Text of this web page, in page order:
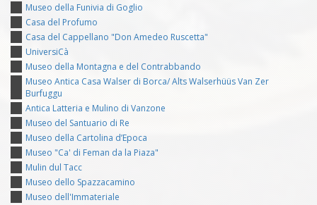
Museo della Funivia di Goglio
Casa del Profumo
Casa del Cappellano "Don Amedeo Ruscetta"
UniversiCà
Museo della Montagna e del Contrabbando
Museo Antica Casa Walser di Borca/ Alts Walserhüüs Van Zer
Burfuggu
Antica Latteria e Mulino di Vanzone
Museo del Santuario di Re
Museo della Cartolina d’Epoca
Museo "Ca' di Feman da la Piaza"
Mulin dul Tacc
Museo dello Spazzacamino
Museo dell'Immateriale